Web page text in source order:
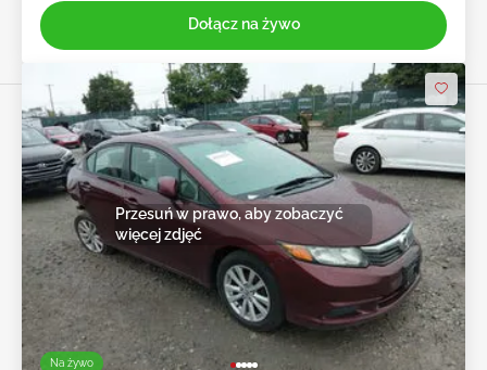
Dołącz na żywo
Na żywo
Przesuń w prawo, aby zobaczyć
więcej zdjęć